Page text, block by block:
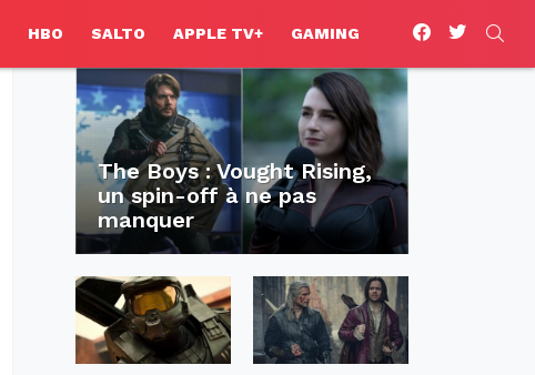
HBO SALTO APPLE TV+ GAMING
facebooktwitter
The Boys : Vought Rising,
un spin-off à ne pas
manquer